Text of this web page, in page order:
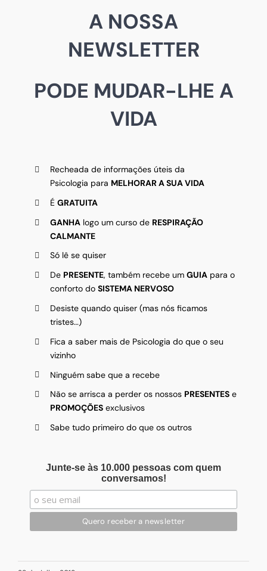
A NOSSA
NEWSLETTER
PODE MUDAR-LHE A
VIDA
Recheada de informações úteis da
Psicologia para MELHORAR A SUA VIDA
É GRATUITA
GANHAlogo um curso de RESPIRAÇÃO
CALMANTE
Só lê se quiser
De PRESENTE, também recebe um GUIApara o
conforto do SISTEMA NERVOSO
Desiste quando quiser (mas nós ficamos
tristes…)
Fica a saber mais de Psicologia do que o seu
vizinho
Ninguém sabe que a recebe
Não se arrisca a perder os nossos PRESENTESe
PROMOÇÕESexclusivos
Sabe tudo primeiro do que os outros
Junte-se às 10.000 pessoas com quem
conversamos!